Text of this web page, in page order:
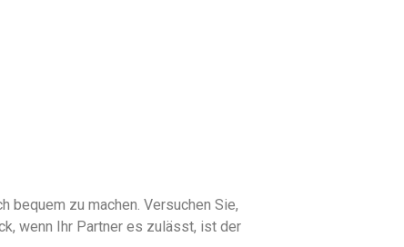
bequem zu machen. Versuchen Sie,
wenn Ihr Partner es zulässt, ist der